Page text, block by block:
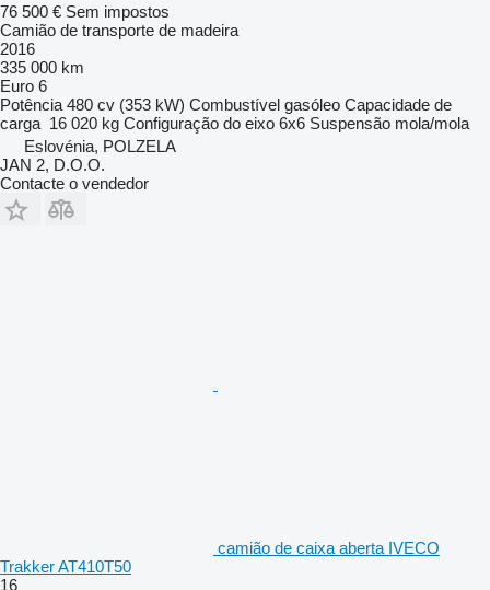
76 500 € Sem impostos
Camião de transporte de madeira
2016
335 000 km
Euro 6
Potência 480 cv (353 kW) Combustível gasóleo Capacidade de
carga 16 020 kg Configuração do eixo 6x6 Suspensão mola/mola
Eslovénia, POLZELA
JAN 2, D.O.O.
Contacte o vendedor
camião de caixa aberta IVECO
Trakker AT410T50
16